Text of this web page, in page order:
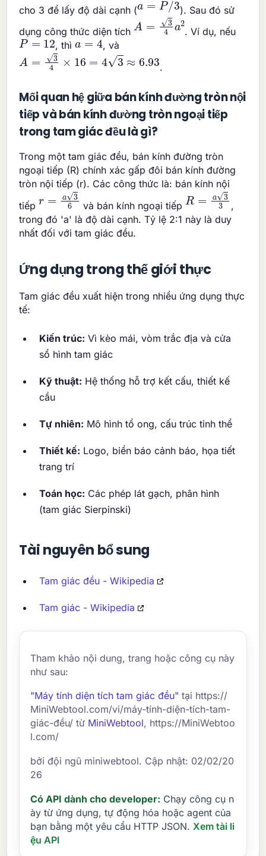
cho 3 để lấy độ dài cạnh (
). Sau đó sử
dụng công thức diện tích
A a2
. Ví dụ, nếu
P=12 , thìa= 4 , và
×16= 6.93
.
Mối quan hệ giữa bán kính đường tròn nội
tiếp và bán kính đường tròn ngoại tiếp
trong tam giác đều là gì?
Trong một tam giác đều, bán kính đường tròn
ngoại tiếp (R) chính xác gấp đôi bán kính đường
tròn nội tiếp (r). Các công thức là: bán kính nội
tiếp
r=a36
và bán kính ngoại tiếp
R =a3 3
,
trong đó 'a' là độ dài cạnh. Tỷ lệ 2:1 này là duy
nhất đối với tam giác đều.
Ứng dụng trong thế giới thực
Tam giác đều xuất hiện trong nhiều ứng dụng thực
tế:
Kiến trúc: Vì kèo mái, vòm trắc địa và cửa
sổ hình tam giác
Kỹ thuật: Hệ thống hỗ trợ kết cấu, thiết kế
cầu
Tự nhiên: Mô hình tổ ong, cấu trúc tinh thể
Thiết kế: Logo, biển báo cảnh báo, họa tiết
trang trí
Toán học: Các phép lát gạch, phân hình
(tam giác Sierpinski)
Tài nguyên bổ sung
Tam giác đều - Wikipedia
Tam giác - Wikipedia
Tham khảo nội dung, trang hoặc công cụ này
như sau:
"Máy tính diện tích tam giác đều" tại https://
MiniWebtool.com/vi/máy-tính-diện-tích-tam-
giác-đều/ từ MiniWebtool, https://MiniWebtoo
l.com/
bởi đội ngũ miniwebtool. Cập nhật: 02/02/20
26
Có API dành cho developer: Chạy công cụ n
ày từ ứng dụng, tự động hóa hoặc agent của
bạn bằng một yêu cầu HTTP JSON. Xem tài li
ệu API